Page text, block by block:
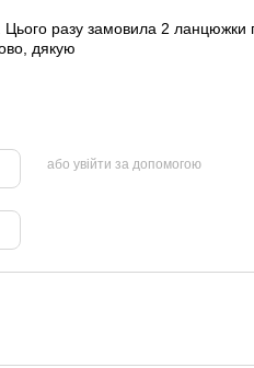
разу замовила 2 ланцюжки
дякую
або увійти за допомогою